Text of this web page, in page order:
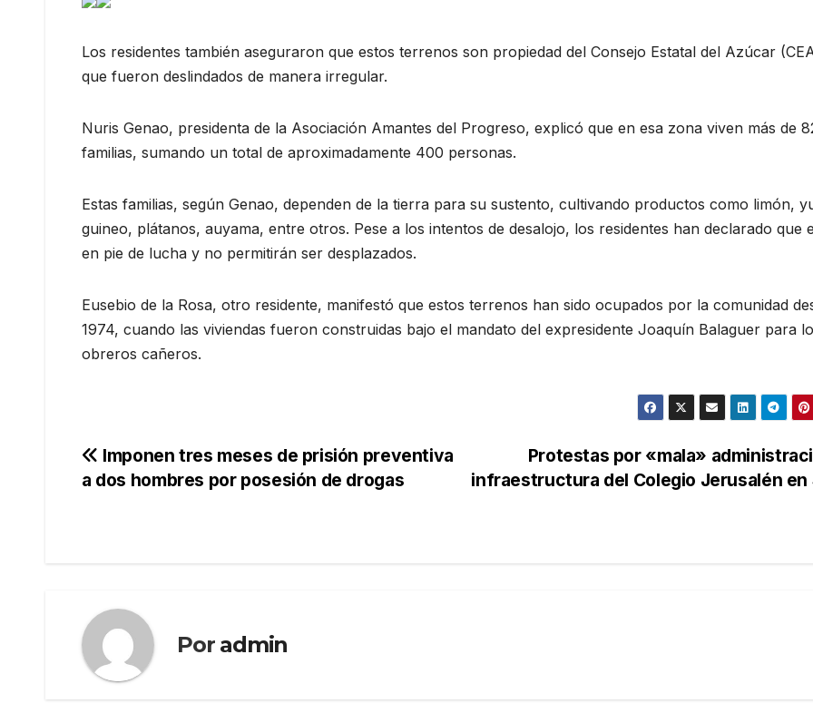
Los residentes también aseguraron que estos terrenos son propiedad del Consejo Estatal del Azúcar
que fueron deslindados de manera irregular.
Nuris Genao, presidenta de la Asociación Amantes del Progreso, explicó que en esa zona viven más de
familias, sumando un total de aproximadamente 400 personas.
Estas familias, según Genao, dependen de la tierra para su sustento, cultivando productos como limón,
guineo, plátanos, auyama, entre otros. Pese a los intentos de desalojo, los residentes han declarado que
en pie de lucha y no permitirán ser desplazados.
Eusebio de la Rosa, otro residente, manifestó que estos terrenos han sido ocupados por la comunidad
1974, cuando las viviendas fueron construidas bajo el mandato del expresidente Joaquín Balaguer para
obreros cañeros.
Navegación
Protestas por «mala»
infraestructura del Colegio Jerusalén en
Imponen tres meses de prisión preventiva
a dos hombres por posesión de drogas
Por admin